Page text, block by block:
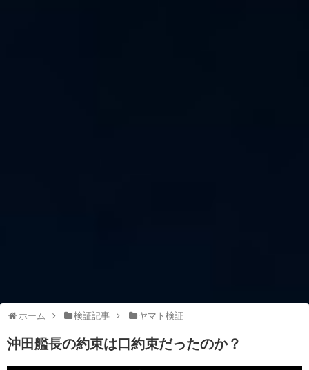
ホーム 検証記事 ヤマト検証
沖田艦長の約束は口約束だったのか？